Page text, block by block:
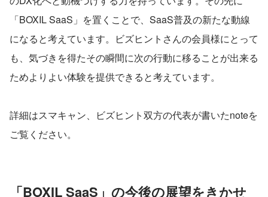
「BOXIL SaaS」を置くことで、SaaS普及の新たな動線
になると考えています。ビズヒントさんの会員様にとって
も、気づきを得たその瞬間に次の行動に移ることが出来る
ためよりよい体験を提供できると考えています。
詳細はスマキャン、ビズヒント双方の代表が書いたnoteを
ご覧ください。
「BOXIL SaaS」の今後の展望をきかせ